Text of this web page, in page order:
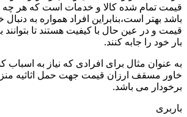
قیمت تمام شده کالا و خدمات است که هر چه
باشد بهتر است،بنابراین افراد همواره به
قیمت و در عین حال با کیفیت هستند تا
بار خود را جابه کنند.
به عنوان مثال برای افرادی که نیاز به اسباب
خاور مسقف ارزان قیمت جهت حمل اثاثیه
برخودار می باشد.
باربری